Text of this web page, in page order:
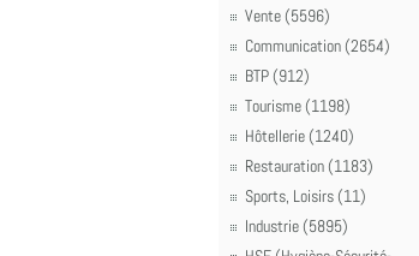
Vente (5596)
Communication (2654)
BTP (912)
Tourisme (1198)
Hôtellerie (1240)
Restauration (1183)
Sports, Loisirs (11)
Industrie (5895)